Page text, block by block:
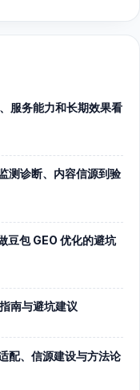
服务能力和长期效果看
测诊断、内容信源到验
豆包 GEO 优化的避坑
南与避坑建议
配、信源建设与方法论